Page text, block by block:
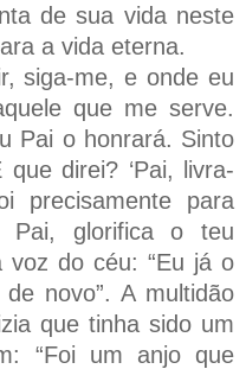
de sua vida neste
a vida eterna.
siga-me, e onde eu
que me serve.
Pai o honrará. Sinto
direi? ‘Pai, livra-
precisamente para
glorifica o teu
voz do céu: “Eu já o
novo”. A multidão
que tinha sido um
“Foi um anjo que